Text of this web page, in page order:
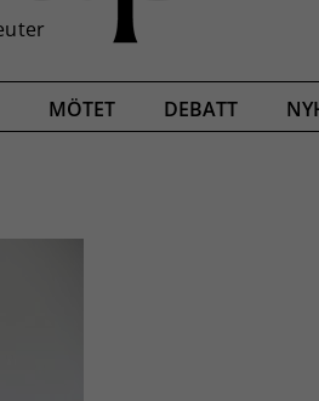
MÖTET DEBATT